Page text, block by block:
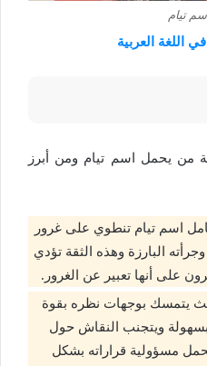
تيام
اللغة العربية
يحمل اسم تيام ومن أبرز
اسم تيام تنطوي على غرور
البارزة وهذه الثقة تؤدي
على أنها تعبير عن الغرور.
حيث يتمسك بوجهات نظره بقوة
بسهولة ويتجنب النقاش حول
مسؤولية قراراته بشكل